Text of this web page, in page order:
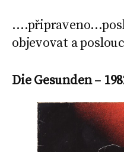
objevovat a
Die Gesunden –